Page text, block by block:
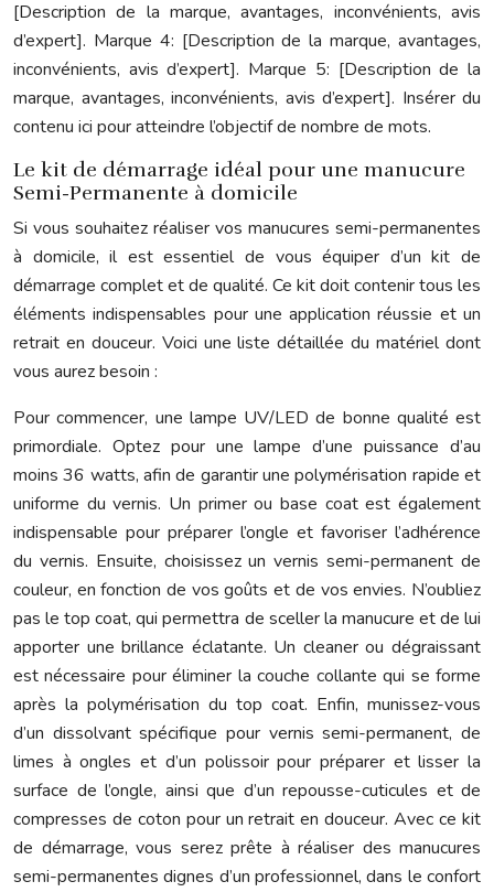
[Description de la marque, avantages, inconvénients, avis
d’expert]. Marque 4: [Description de la marque, avantages,
inconvénients, avis d’expert]. Marque 5: [Description de la
marque, avantages, inconvénients, avis d’expert]. Insérer du
contenu ici pour atteindre l’objectif de nombre de mots.
Le kit de démarrage idéal pour une manucure
Semi-Permanente à domicile
Si vous souhaitez réaliser vos manucures semi-permanentes
à domicile, il est essentiel de vous équiper d’un kit de
démarrage complet et de qualité. Ce kit doit contenir tous les
éléments indispensables pour une application réussie et un
retrait en douceur. Voici une liste détaillée du matériel dont
vous aurez besoin :
Pour commencer, une lampe UV/LED de bonne qualité est
primordiale. Optez pour une lampe d’une puissance d’au
moins 36 watts, afin de garantir une polymérisation rapide et
uniforme du vernis. Un primer ou base coat est également
indispensable pour préparer l’ongle et favoriser l’adhérence
du vernis. Ensuite, choisissez un vernis semi-permanent de
couleur, en fonction de vos goûts et de vos envies. N’oubliez
pas le top coat, qui permettra de sceller la manucure et de lui
apporter une brillance éclatante. Un cleaner ou dégraissant
est nécessaire pour éliminer la couche collante qui se forme
après la polymérisation du top coat. Enfin, munissez-vous
d’un dissolvant spécifique pour vernis semi-permanent, de
limes à ongles et d’un polissoir pour préparer et lisser la
surface de l’ongle, ainsi que d’un repousse-cuticules et de
compresses de coton pour un retrait en douceur. Avec ce kit
de démarrage, vous serez prête à réaliser des manucures
semi-permanentes dignes d’un professionnel, dans le confort